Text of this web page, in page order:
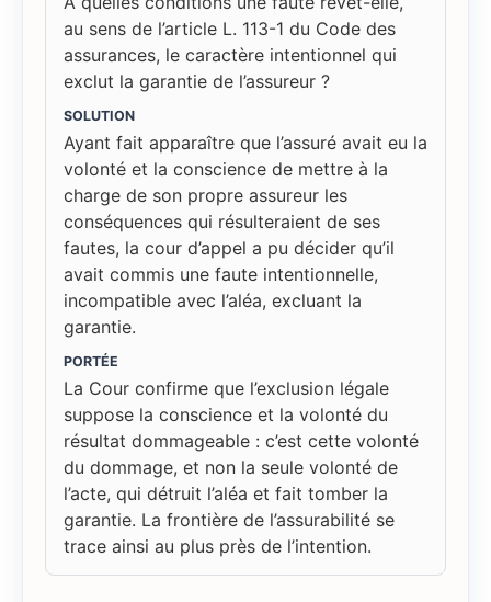
au sens de l’article L. 113-1 du Code des
assurances, le caractère intentionnel qui
exclut la garantie de l’assureur ?
SOLUTION
Ayant fait apparaître que l’assuré avait eu la
volonté et la conscience de mettre à la
charge de son propre assureur les
conséquences qui résulteraient de ses
fautes, la cour d’appel a pu décider qu’il
avait commis une faute intentionnelle,
incompatible avec l’aléa, excluant la
garantie.
PORTÉE
La Cour confirme que l’exclusion légale
suppose la conscience et la volonté du
résultat dommageable : c’est cette volonté
du dommage, et non la seule volonté de
l’acte, qui détruit l’aléa et fait tomber la
garantie. La frontière de l’assurabilité se
trace ainsi au plus près de l’intention.